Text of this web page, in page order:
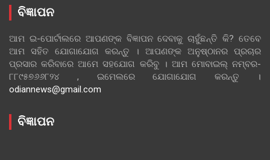
ବିଜ୍ଞାପନ
ଆମ ଇ-ପୋର୍ଟାଲରେ ଆପଣଙ୍କ ବିଜ୍ଞାପନ ଦେବାକୁ ଚାହୁଁଛନ୍ତି କି? ତେବେ
ଆମ ସହିତ ଯୋଗାଯୋଗ କରନ୍ତୁ । ଆପଣଙ୍କ ଅନୁଷ୍ଠାନର ପ୍ରଚାର
ପ୍ରସାର କରିବାରେ ଆମେ ସହଯୋଗ କରିବୁ । ଆମ ମୋବାଇଲ୍ ନମ୍ବର-
୮୮୯୫୭୬୬୮୨୪ , ଇମେଲରେ ଯୋଗାଯୋଗ କରନ୍ତୁ ।
odiannews@gmail.com
ବିଜ୍ଞାପନ